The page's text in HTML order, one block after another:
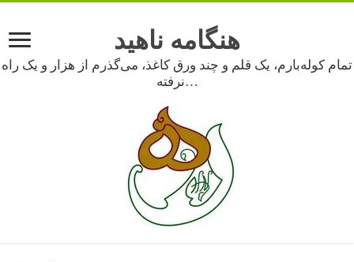
هنگامه ناهید
تمام کوله‌بارم، یک قلم و چند ورق کاغذ، می‌گذرم از هزار و یک راه
نرفته…